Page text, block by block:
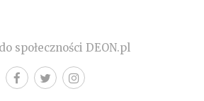
społeczności DEON.pl